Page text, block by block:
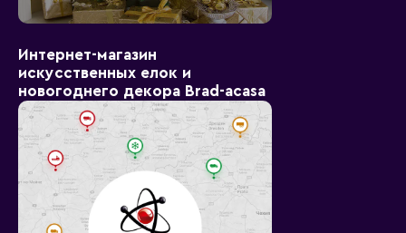
Интернет-магазин
искусственных елок и
новогоднего декора Brad-acasa